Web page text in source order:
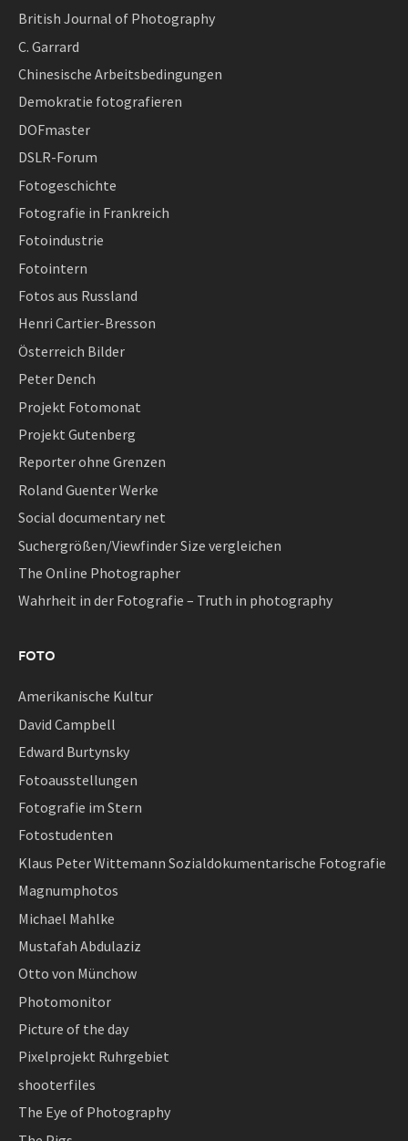
British Journal of Photography
C. Garrard
Chinesische Arbeitsbedingungen
Demokratie fotografieren
DOFmaster
DSLR-Forum
Fotogeschichte
Fotografie in Frankreich
Fotoindustrie
Fotointern
Fotos aus Russland
Henri Cartier-Bresson
Österreich Bilder
Peter Dench
Projekt Fotomonat
Projekt Gutenberg
Reporter ohne Grenzen
Roland Guenter Werke
Social documentary net
Suchergrößen/Viewfinder Size vergleichen
The Online Photographer
Wahrheit in der Fotografie – Truth in photography
FOTO
Amerikanische Kultur
David Campbell
Edward Burtynsky
Fotoausstellungen
Fotografie im Stern
Fotostudenten
Klaus Peter Wittemann Sozialdokumentarische Fotografie
Magnumphotos
Michael Mahlke
Mustafah Abdulaziz
Otto von Münchow
Photomonitor
Picture of the day
Pixelprojekt Ruhrgebiet
shooterfiles
The Eye of Photography